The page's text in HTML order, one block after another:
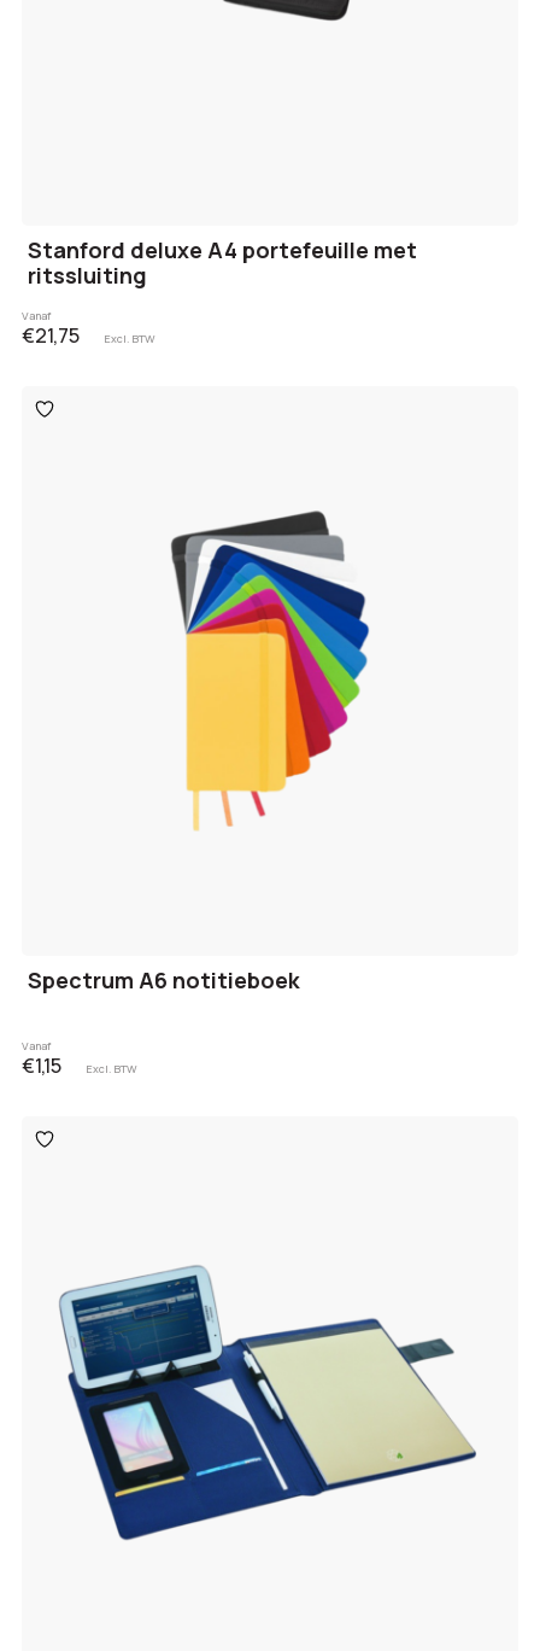
Stanford deluxe A4 portefeuille met
ritssluiting
Vanaf
€21,75 Excl. BTW
Toevoegen
aan
Spectrum A6 notitieboek
Vanaf
€1,15 Excl. BTW
Toevoegen
aan